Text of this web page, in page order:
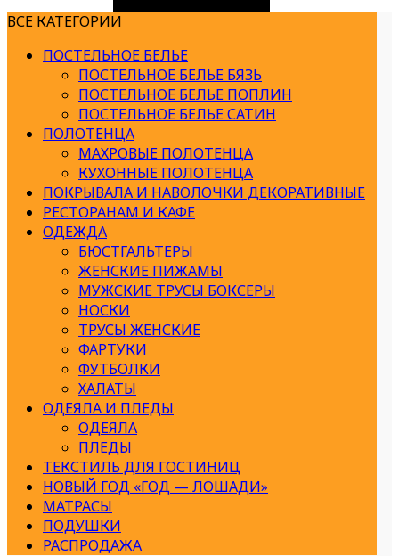
ВСЕ КАТЕГОРИИ
ПОСТЕЛЬНОЕ БЕЛЬЕ
ПОСТЕЛЬНОЕ БЕЛЬЕ БЯЗЬ
ПОСТЕЛЬНОЕ БЕЛЬЕ ПОПЛИН
ПОСТЕЛЬНОЕ БЕЛЬЕ САТИН
ПОЛОТЕНЦА
МАХРОВЫЕ ПОЛОТЕНЦА
КУХОННЫЕ ПОЛОТЕНЦА
ПОКРЫВАЛА И НАВОЛОЧКИ ДЕКОРАТИВНЫЕ
РЕСТОРАНАМ И КАФЕ
ОДЕЖДА
БЮСТГАЛЬТЕРЫ
ЖЕНСКИЕ ПИЖАМЫ
МУЖСКИЕ ТРУСЫ БОКСЕРЫ
НОСКИ
ТРУСЫ ЖЕНСКИЕ
ФАРТУКИ
ФУТБОЛКИ
ХАЛАТЫ
ОДЕЯЛА И ПЛЕДЫ
ОДЕЯЛА
ПЛЕДЫ
ТЕКСТИЛЬ ДЛЯ ГОСТИНИЦ
НОВЫЙ ГОД «ГОД — ЛОШАДИ»
МАТРАСЫ
ПОДУШКИ
РАСПРОДАЖА